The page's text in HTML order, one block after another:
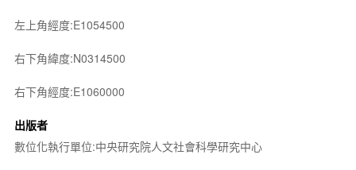
左上角經度:E1054500
右下角緯度:N0314500
右下角經度:E1060000
出版者
數位化執行單位:中央研究院人文社會科學研究中心